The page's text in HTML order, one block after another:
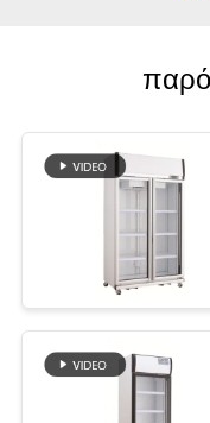
PRIVACY
POLICY